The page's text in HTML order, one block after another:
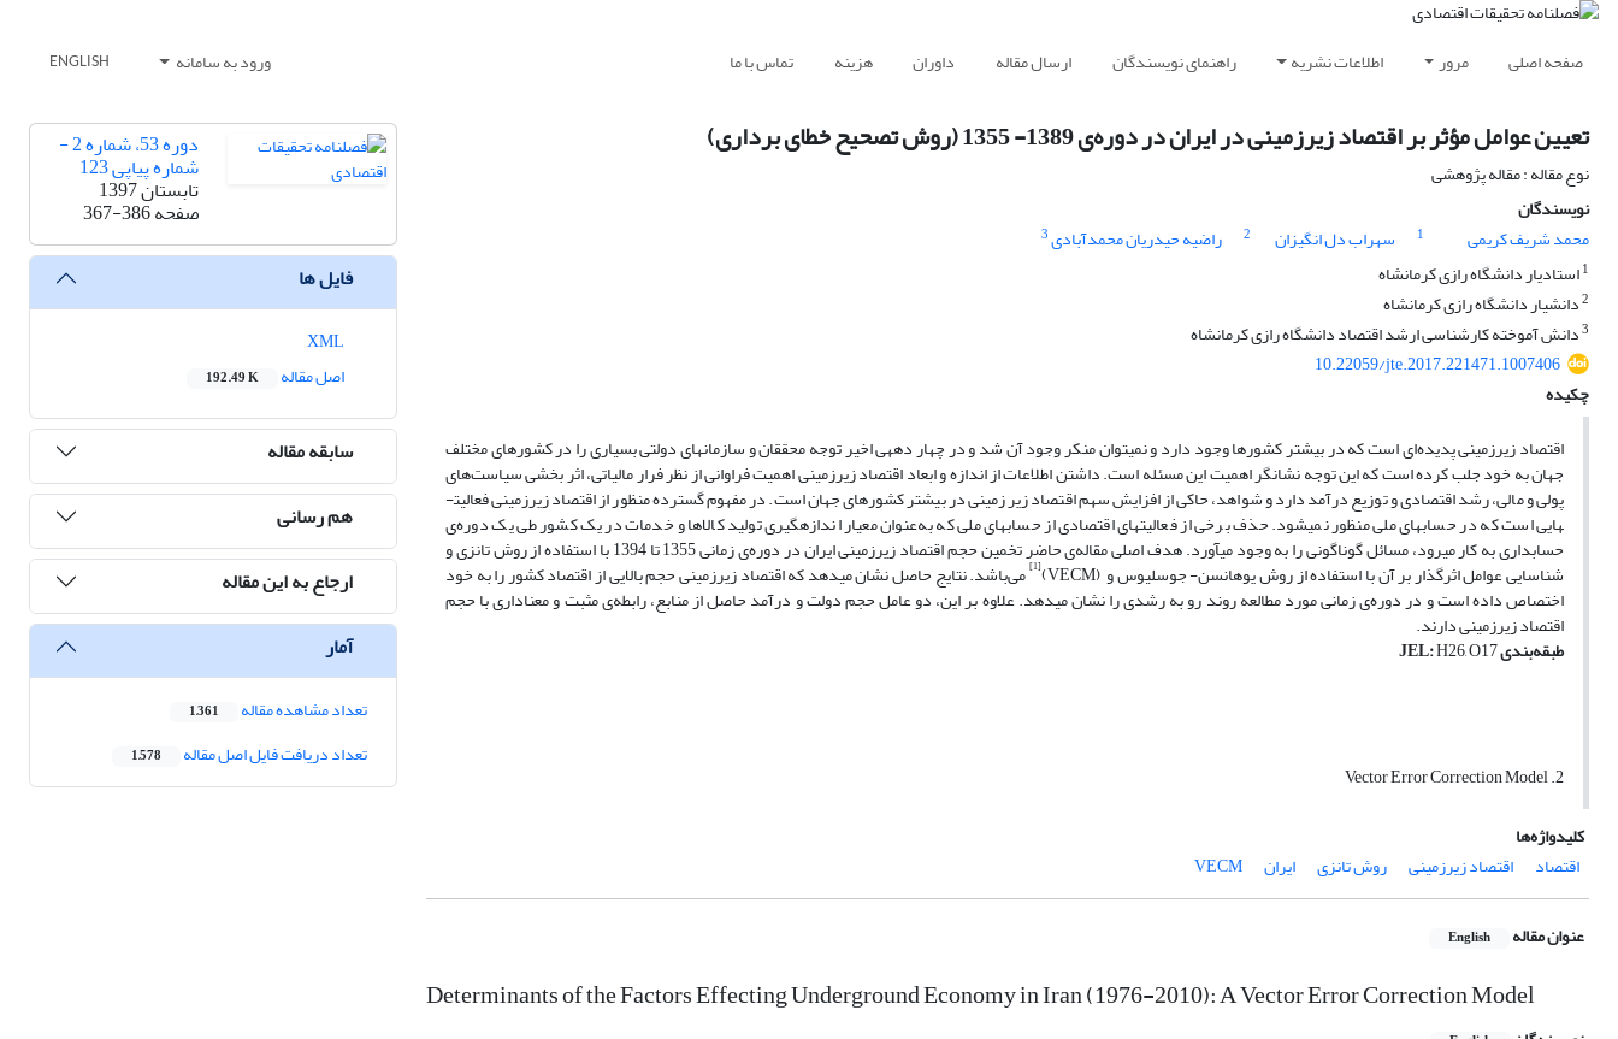
صفحه اصلی مرور اطلاعات نشریه راهنمای نویسندگان ارسال مقاله داوران هزینه تماس با ما ورود به سامانه ENGLISH
تعیین عوامل مؤثر بر اقتصاد زیرزمینی در ایران در دوره‌ی 1389- 1355 (روش تصحیح خطای برداری)
نوع مقاله : مقاله پژوهشی
نویسندگان
محمد شریف کریمی
1 سهراب دل انگیزان 2 راضیه حیدریان محمدآبادی3
1استادیار دانشگاه رازی کرمانشاه
2دانشیار دانشگاه رازی کرمانشاه
3دانش آموخته کارشناسی ارشد اقتصاد دانشگاه رازی کرمانشاه
10.22059/jte.2017.221471.1007406
چکیده
اقتصاد زیرزمینی پدیده‌ای است که در بیشتر کشورها وجود دارد و نمی­توان منکر وجود آن شد و در چهار دهه­ی اخیر توجه محققان و سازمان­های دولتی بسیاری را در کشورهای مختلف
جهان به خود جلب کرده است که این توجه نشانگر اهمیت این مسئله است. داشتن اطلاعات از اندازه و ابعاد اقتصاد زیرزمینی اهمیت فراوانی از نظر فرار مالیاتی، اثر بخشی سیاست‌های
پولی و مالی، رشد اقتصادی و توزیع درآمد دارد و شواهد، حاکی از افزایش سهم اقتصاد زیر زمینی در بیشتر کشورهای جهان است. در مفهوم گسترده منظور از اقتصاد زیرزمینی فعالیت­
هایی است که در حساب­های ملی منظور نمی­شود. حذف برخی از فعالیت­های اقتصادی از حساب­های ملی که به‌عنوان معیار اندازه­گیری تولید کالاها و خدمات در یک کشور طی یک دوره‌ی
حسابداری به کار می­رود، مسائل گوناگونی را به وجود می­آورد. هدف اصلی مقاله‌ی حاضر تخمین حجم اقتصاد زیرزمینی ایران در دوره‌ی زمانی 1355 تا 1394 با استفاده از روش تانزی و
شناسایی عوامل اثرگذار بر آن با استفاده از روش یوهانسن- جوسلیوس و (VECM) [1] می‌باشد. نتایج حاصل نشان می­دهد که اقتصاد زیرزمینی حجم بالایی از اقتصاد کشور را به خود
اختصاص داده است و در دوره‌ی زمانی مورد مطالعه روند رو به رشدی را نشان می­دهد. علاوه بر این، دو عامل حجم دولت و درآمد حاصل از منابع، رابطه‌ی مثبت و معناداری با حجم
اقتصاد زیرزمینی دارند.
طبقه‌بندی JEL:H26, O17
2. Vector Error Correction Model
کلیدواژه‌ها
اقتصاد
اقتصاد زیرزمینی روش تانزی ایران VECM
عنوان مقاله English
Determinants of the Factors Effecting Underground Economy in Iran (1976-2010): A Vector Error Correction Model
دوره 53، شماره 2 -
شماره پیاپی 123
تابستان 1397
صفحه367-386
فایل ها
اصل مقاله
192.49 K
سابقه مقاله
هم رسانی
ارجاع به این مقاله
آمار
تعداد مشاهده مقاله 1,361
تعداد دریافت فایل اصل مقاله 1,578